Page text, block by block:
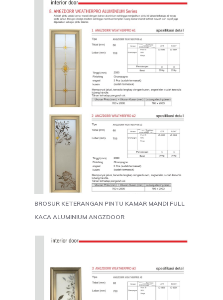
BROSUR KETERANGAN PINTU KAMAR MANDI FULL
KACA ALUMINIUM ANGZDOOR